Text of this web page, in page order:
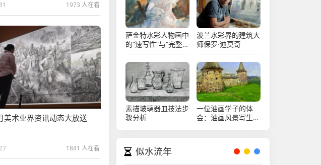
1973 人在看
美术业界资讯动态大放送
1841 人在看
萨金特水彩人物画中
的“速写性”与“完整
性”
波兰水彩界的建筑大
师保罗·迪莫奇
素描玻璃器皿技法步
骤分析
一位油画学子的体
会：油画风景写生心
似水流年